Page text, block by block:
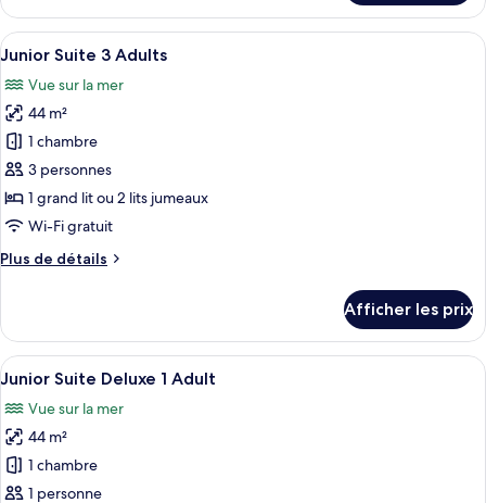
Adults
Junior
Suite
2
Afficher
toutes
les
photos
pour
ce
type
de
chambre :
Junior
Adults
Une chambre d’hôtel avec un
7
Junior Suite 3 Adults
Vue sur la mer
44 m²
1 chambre
3 personnes
1 grand lit ou 2 lits jumeaux
Wi-Fi gratuit
Plus de détails
Plus
Junior
Suite
3
Afficher les prix
Afficher
toutes
les
photos
pour
ce
Un salon moderne avec un canapé
7
Junior Suite Deluxe 1 Adult
Vue sur la mer
44 m²
1 chambre
1 personne